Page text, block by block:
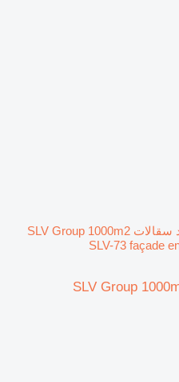
جديد سقالات SLV Group 1000m2
SLV-73 façade
SLV Group